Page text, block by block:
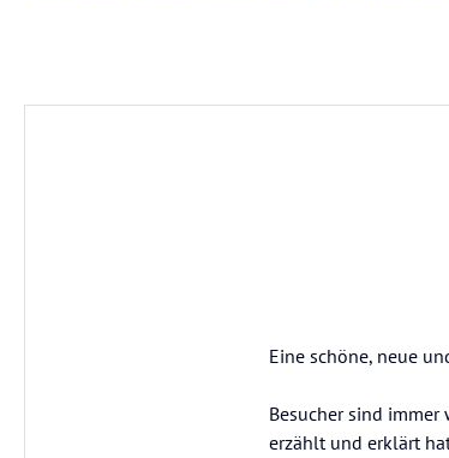
Eine schöne, neue
Besucher sind
erzählt und erklärt